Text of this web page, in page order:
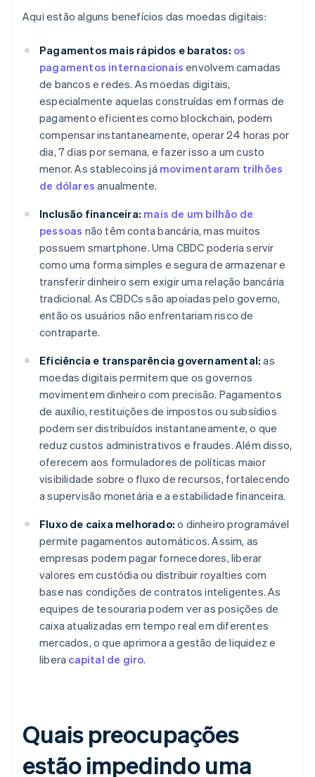
Aqui estão alguns benefícios das moedas digitais:
Pagamentos mais rápidos e baratos: os
pagamentos internacionais envolvem camadas
de bancos e redes. As moedas digitais,
especialmente aquelas construídas em formas de
pagamento eficientes como blockchain, podem
compensar instantaneamente, operar 24 horas por
dia, 7 dias por semana, e fazer isso a um custo
menor. As stablecoins já movimentaram trilhões
de dólares anualmente.
Inclusão financeira: mais de um bilhão de
pessoas não têm conta bancária, mas muitos
possuem smartphone. Uma CBDC poderia servir
como uma forma simples e segura de armazenar e
transferir dinheiro sem exigir uma relação bancária
tradicional. As CBDCs são apoiadas pelo governo,
então os usuários não enfrentariam risco de
contraparte.
Eficiência e transparência governamental: as
moedas digitais permitem que os governos
movimentem dinheiro com precisão. Pagamentos
de auxílio, restituições de impostos ou subsídios
podem ser distribuídos instantaneamente, o que
reduz custos administrativos e fraudes. Além disso,
oferecem aos formuladores de políticas maior
visibilidade sobre o fluxo de recursos, fortalecendo
a supervisão monetária e a estabilidade financeira.
Fluxo de caixa melhorado: o dinheiro programável
permite pagamentos automáticos. Assim, as
empresas podem pagar fornecedores, liberar
valores em custódia ou distribuir royalties com
base nas condições de contratos inteligentes. As
equipes de tesouraria podem ver as posições de
caixa atualizadas em tempo real em diferentes
mercados, o que aprimora a gestão de liquidez e
libera capital de giro.
Quais preocupações
estão impedindo uma